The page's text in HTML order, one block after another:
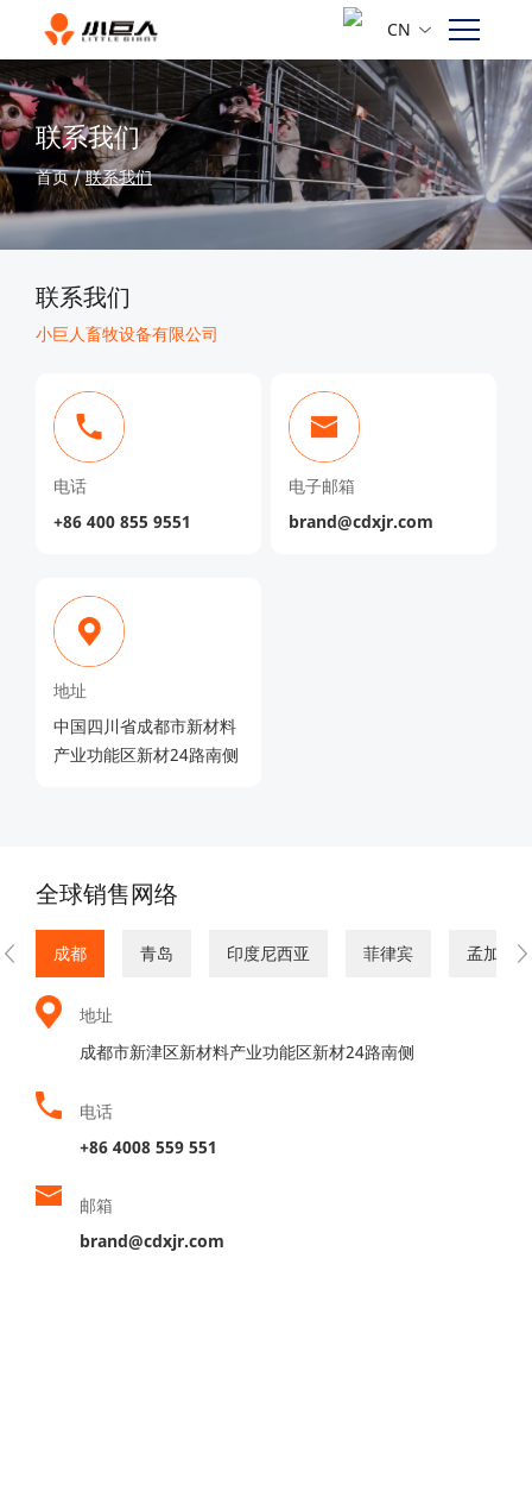
CN
联系我们
首页 / 联系我们
联系我们
小巨人畜牧设备有限公司
电话
+86 400 855 9551
电子邮箱
brand@cdxjr.com
地址
中国四川省成都市新材料
产业功能区新材24路南侧
全球销售网络
成都 青岛 印度尼西亚 菲律宾 孟加拉国
地址
成都市新津区新材料产业功能区新材24路南侧
电话
+86 4008 559 551
邮箱
brand@cdxjr.com